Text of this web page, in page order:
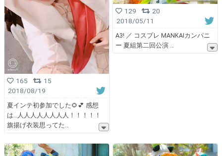
165
15
2018/08/19
夏インテ初参加でした🌻💕 感想
は…人人人人人人人人！！！！！
旗揚げ衣装思ってた
129
20
2018/05/11
A3! ／ コスプレ MANKAIカンパニ
ー 夏組第二回公演